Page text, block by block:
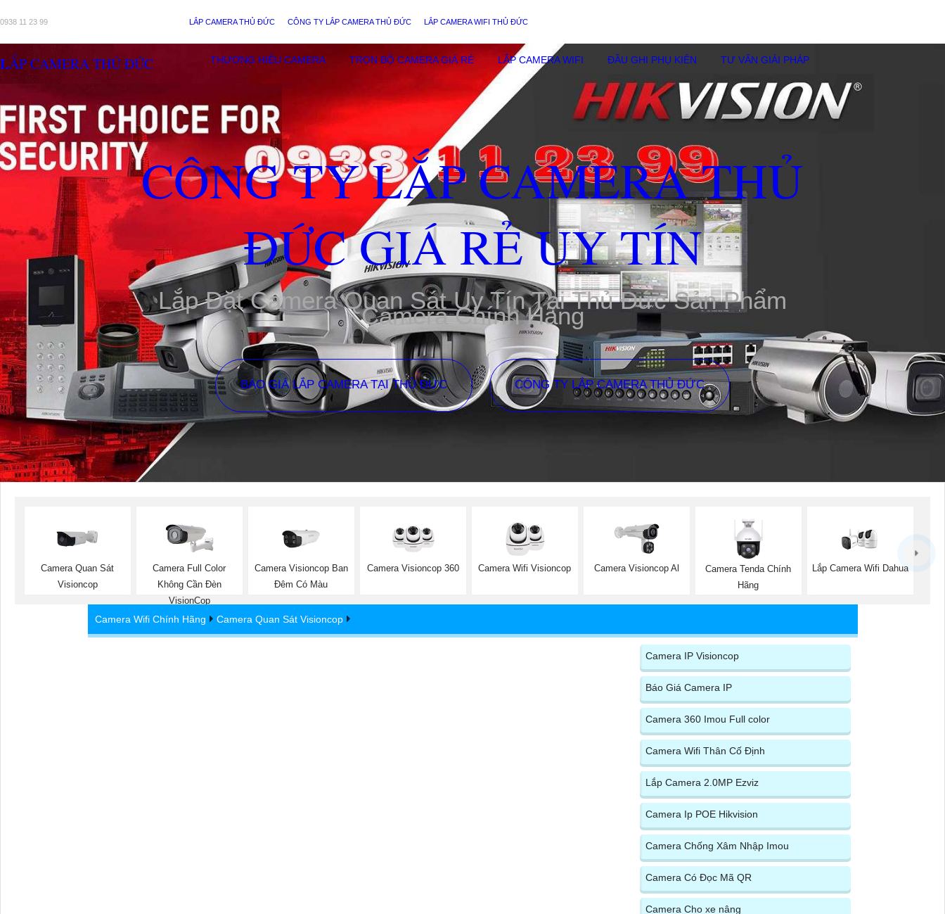
0938 11 23 99 LẮP CAMERA THỦ ĐỨC CÔNG TY LẮP CAMERA THỦ ĐỨC LẮP CAMERA WIFI THỦ ĐỨC
LẮP CAMERA THỦ ĐỨC THƯƠNG HIỆU CAMERA TRỌN BỘ CAMERA GIÁ RẺ LẮP CAMERA WIFI ĐẦU GHI PHỤ KIÊN TƯ VẤN GIẢI PHÁP
CÔNG TY LẮP CAMERA THỦ
ĐỨC GIÁ RẺ UY TÍN
Lắp Đặt Camera Quan Sát Uy Tín Tại Thủ Đức Sản Phẩm
Camera Chính Hãng
BÁO GIÁ LẮP CAMERA TẠI THỦ ĐỨC CÔNG TY LẮP CAMERA THỦ ĐỨC
Camera Quan Sát
Visioncop
Camera Full Color
Không Cần Đèn
VisionCop
Camera Visioncop Ban
Đêm Có Màu
Camera Visioncop 360 Camera Wifi Visioncop Camera Visioncop Al
Camera Tenda Chính
Hãng
Lắp Camera Wifi Dahua
Camera Wifi Chính Hãng Camera Quan Sát Visioncop
Camera IP Visioncop
Báo Giá Camera IP
Camera 360 Imou Full color
Camera Wifi Thân Cố Định
Lắp Camera 2.0MP Ezviz
Camera Ip POE Hikvision
Camera Chống Xâm Nhập Imou
Camera Có Đọc Mã QR
Camera Cho xe nâng